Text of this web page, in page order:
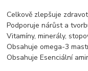
Celkově zlepšuje
Podporuje nárůst a
Vitamíny, minerály,
Obsahuje omega-3
Obsahuje Esenciální